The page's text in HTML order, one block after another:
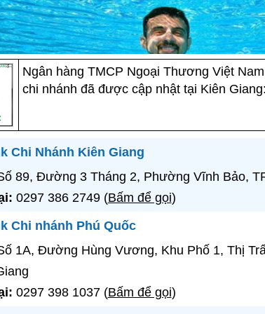
Ngân hàng TMCP Ngoại Thương Việt
chi nhánh đã được cập nhật tại Kiên Giang:
Chi Nhánh Kiên Giang
89, Đường 3 Tháng 2, Phường Vĩnh Bảo,
0297 386 2749(Bấm để gọi)
Chi nhánh Phú Quốc
1A, Đường Hùng Vương, Khu Phố 1, Thị
0297 398 1037(Bấm để gọi)